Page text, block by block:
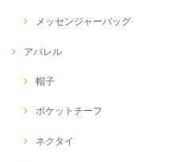
メッセンジャーバッグ
アパレル
帽子
ポケットチーフ
ネクタイ